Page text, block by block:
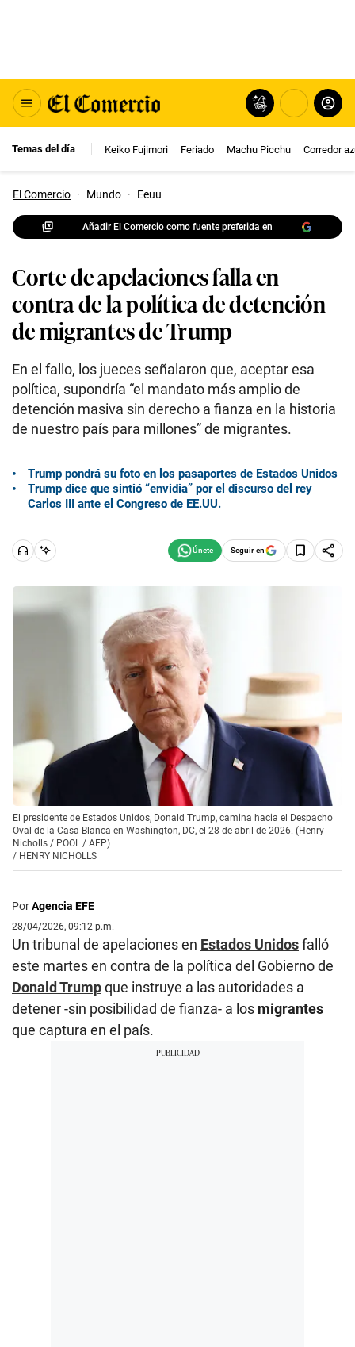
Temas del día Keiko Fujimori Feriado Machu Picchu Corredor
El Comercio · Mundo · Eeuu
Añadir El Comercio como fuente preferida en
Corte de apelaciones falla en
contra de la política de detención
de migrantes de Trump
En el fallo, los jueces señalaron que, aceptar esa
política, supondría “el mandato más amplio de
detención masiva sin derecho a fianza en la historia
de nuestro país para millones” de migrantes.
Trump pondrá su foto en los pasaportes de Estados Unidos
Trump dice que sintió “envidia” por el discurso del rey
Carlos III ante el Congreso de EE.UU.
Seguir en
El presidente de Estados Unidos, Donald Trump, camina hacia el Despacho
Oval de la Casa Blanca en Washington, DC, el 28 de abril de 2026. (Henry
Nicholls / POOL / AFP)
/ HENRY NICHOLLS
PorAgencia EFE
28/04/2026, 09:12 p.m.
Un tribunal de apelaciones en Estados Unidosfalló
este martes en contra de la política del Gobierno de
Donald Trumpque instruye a las autoridades a
detener -sin posibilidad de fianza- a los migrantes
que captura en el país.